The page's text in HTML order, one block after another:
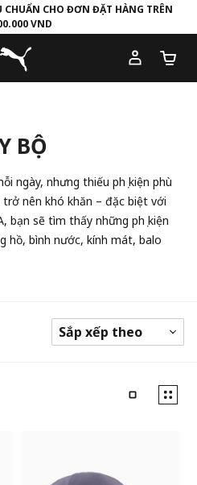
CHO ĐƠN ĐẶT HÀNG TRÊN
VND
Puma Trang chủ
Số
BỘ
ngày, nhưng thiếu phụ kiện phù
nên khó khăn – đặc biệt với
bạn sẽ tìm thấy những phụ kiện
hồ, bình nước, kính mát, balo